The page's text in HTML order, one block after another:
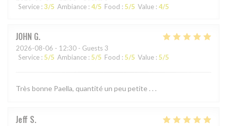
Service : 3/5 Ambiance : 4/5 Food : 5/5 Value : 4/5
JOHN G
2026-08-06 - 12:30 - Guests 3
Service : 5/5 Ambiance : 5/5 Food : 5/5 Value : 5/5
Très bonne Paella, quantité un peu petite . . .
Jeff S